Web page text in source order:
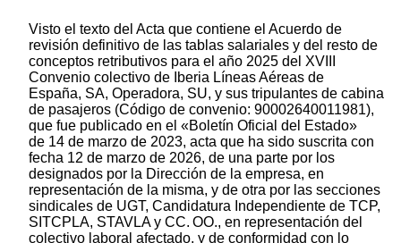
Visto el texto del Acta que contiene el Acuerdo de
revisión definitivo de las tablas salariales y del resto de
conceptos retributivos para el año 2025 del XVIII
Convenio colectivo de Iberia Líneas Aéreas de
España, SA, Operadora, SU, y sus tripulantes de cabina
de pasajeros (Código de convenio: 90002640011981),
que fue publicado en el «Boletín Oficial del Estado»
de 14 de marzo de 2023, acta que ha sido suscrita con
fecha 12 de marzo de 2026, de una parte por los
designados por la Dirección de la empresa, en
representación de la misma, y de otra por las secciones
sindicales de UGT, Candidatura Independiente de TCP,
SITCPLA, STAVLA y CC. OO., en representación del
colectivo laboral afectado, y de conformidad con lo